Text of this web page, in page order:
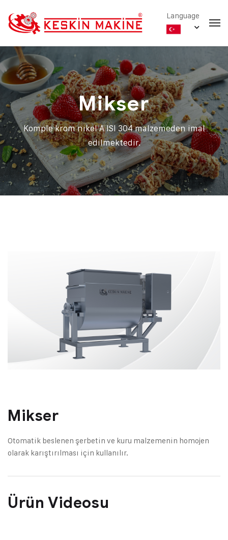
Language
Mikser
Komple krom nikel A ISI 304 malzemeden imal
edilmektedir.
Mikser
Otomatik beslenen şerbetin ve kuru malzemenin homojen
olarak karıştırılması için kullanılır.
Ürün Videosu